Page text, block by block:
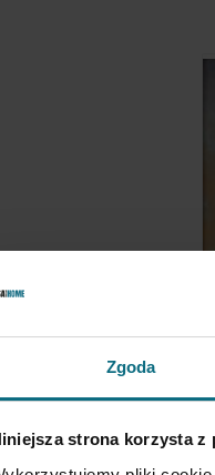
Zgoda
strona korzysta z
6